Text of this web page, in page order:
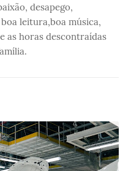
desapego,
leitura,boa música,
as horas descontraídas